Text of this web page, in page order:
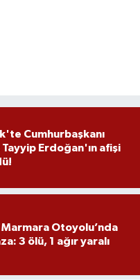
Cumhurbaşkanı
Tayyip Erdoğan'ın afişi
Marmara Otoyolu’nda
3 ölü, 1 ağır yaralı